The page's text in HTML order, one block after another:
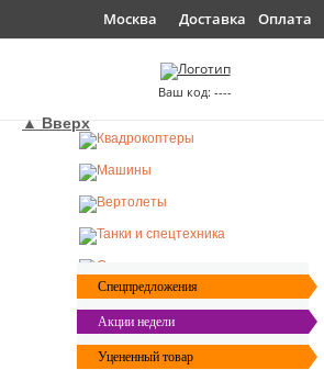
Москва Доставка Оплата
----
Спецпредложения
Акции недели
Уцененный товар
▲ Вверх